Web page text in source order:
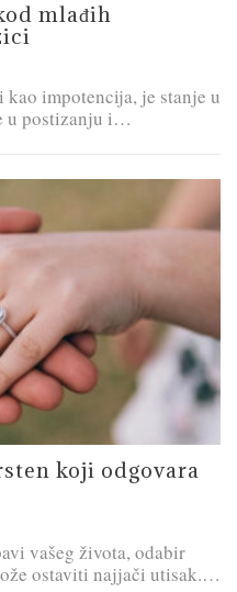
mlađih
impotencija, je stanje u
u postizanju i…
koji odgovara
vašeg života, odabir
ostaviti najjači utisak.…